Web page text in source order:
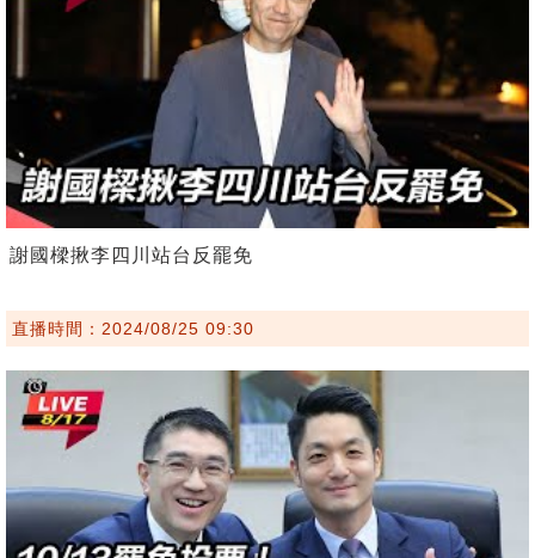
謝國樑揪李四川站台反罷免
直播時間：2024/08/25 09:30